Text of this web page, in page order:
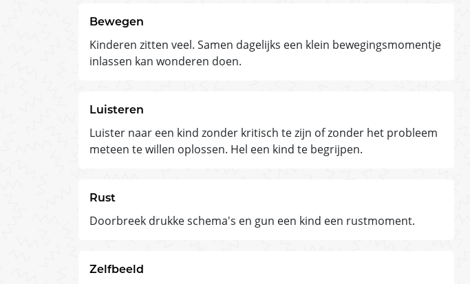
Bewegen
Kinderen zitten veel. Samen dagelijks een klein bewegingsmomentje
inlassen kan wonderen doen.
Luisteren
Luister naar een kind zonder kritisch te zijn of zonder het probleem
meteen te willen oplossen. Hel een kind te begrijpen.
Rust
Doorbreek drukke schema's en gun een kind een rustmoment.
Zelfbeeld